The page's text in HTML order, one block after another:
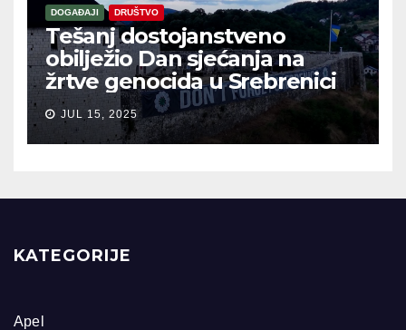
DOGAĐAJI DRUŠTVO
Tešanj dostojanstveno
obilježio Dan sjećanja na
žrtve genocida u Srebrenici
JUL 15, 2025
KATEGORIJE
Apel